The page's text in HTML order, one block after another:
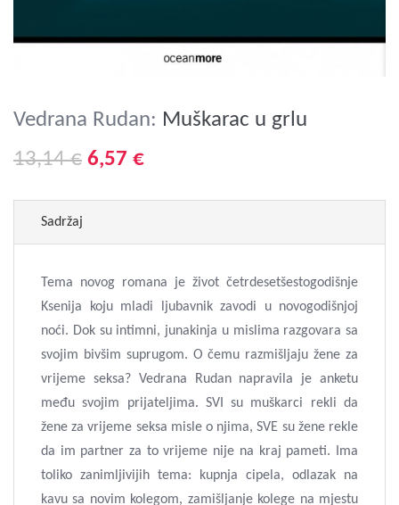
Vedrana Rudan: Muškarac u grlu
13,14 € 6,57 €
Sadržaj
Tema novog romana je život četrdesetšestogodišnje
Ksenija koju mladi ljubavnik zavodi u novogodišnjoj
noći. Dok su intimni, junakinja u mislima razgovara sa
svojim bivšim suprugom. O čemu razmišljaju žene za
vrijeme seksa? Vedrana Rudan napravila je anketu
među svojim prijateljima. SVI su muškarci rekli da
žene za vrijeme seksa misle o njima, SVE su žene rekle
da im partner za to vrijeme nije na kraj pameti. Ima
toliko zanimljivijih tema: kupnja cipela, odlazak na
kavu sa novim kolegom, zamišljanje kolege na mjestu